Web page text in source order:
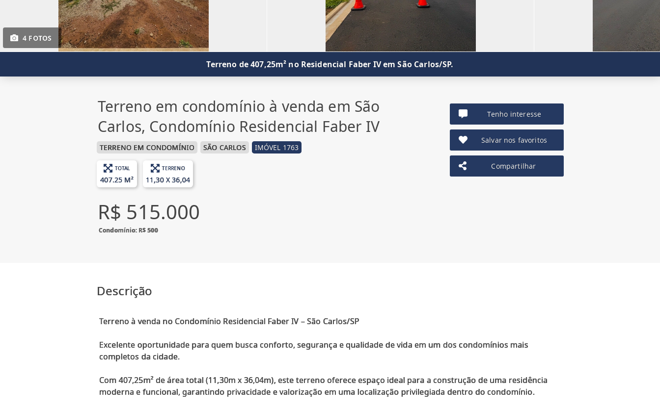
4 FOTOS
Terreno de 407,25m² no Residencial Faber IV em São Carlos/SP.
Terreno em condomínio à venda em São
Carlos, Condomínio Residencial Faber IV
TERRENO EM CONDOMÍNIO SÃO CARLOS IMÓVEL 1763
TOTAL
407.25 M²
TERRENO
11,30 X 36,04
R$ 515.000
Condomínio: R$ 500
Tenho interesse
Salvar nos favoritos
Compartilhar
Descrição
Terreno à venda no Condomínio Residencial Faber IV – São Carlos/SP
Excelente oportunidade para quem busca conforto, segurança e qualidade de vida em um dos condomínios mais
completos da cidade.
Com 407,25m² de área total (11,30m x 36,04m), este terreno oferece espaço ideal para a construção de uma residência
moderna e funcional, garantindo privacidade e valorização em uma localização privilegiada dentro do condomínio.